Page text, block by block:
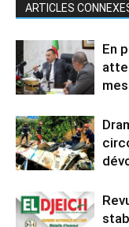
ARTICLES
En